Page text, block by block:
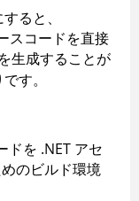
ると、
スコードを直接
生成することが
す。
ドを .NET アセ
のビルド環境